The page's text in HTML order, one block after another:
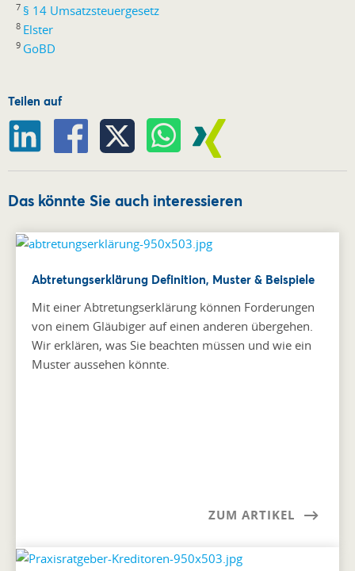
7 § 14 Umsatzsteuergesetz
8 Elster
9 GoBD
Teilen auf
Das könnte Sie auch interessieren
Abtretungserklärung Definition, Muster & Beispiele
Mit einer Abtretungserklärung können Forderungen
von einem Gläubiger auf einen anderen übergehen.
Wir erklären, was Sie beachten müssen und wie ein
Muster aussehen könnte.
ZUM ARTIKEL